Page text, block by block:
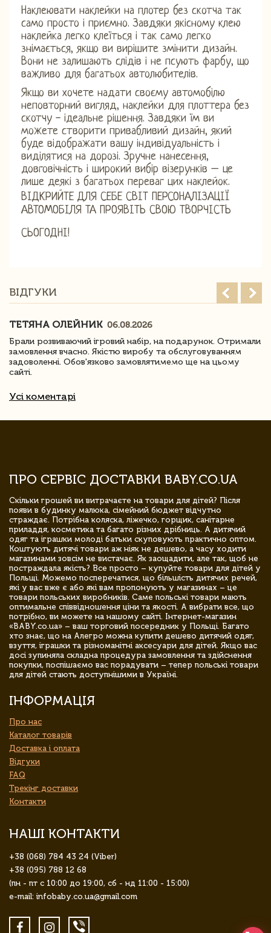
Наклеювати наклейки на плотер без скотча так
само просто і приємно. Завдяки якісному клею
наклейка легко клеїться і так само легко
знімається, якщо ви вирішите змінити дизайн.
Вони не залишають слідів і не псують фарбу, що
важливо для багатьох автолюбителів.
Якщо ви хочете надати своєму автомобілю
неповторний вигляд, наклейки для плоттера без
скотчу - ідеальне рішення. Завдяки їм ви
можете створити привабливий дизайн, який
буде відображати вашу індивідуальність і
виділятися на дорозі. Зручне нанесення,
довговічність і широкий вибір візерунків – це
лише деякі з багатьох переваг цих наклейок.
ВІДКРИЙТЕ ДЛЯ СЕБЕ СВІТ ПЕРСОНАЛІЗАЦІЇ
АВТОМОБІЛЯ ТА ПРОЯВІТЬ СВОЮ ТВОРЧІСТЬ
СЬОГОДНІ!
ВІДГУКИ
ТЕТЯНА ОЛЕЙНИК 06.08.2026
Брали розвиваючий ігровий набір, на подарунок. Отримали
замовлення вчасно. Якістю виробу та обслуговуванням
задоволенні. Обов'язково замовлятимемо ще на цьому
сайті.
Усі коментарі
ПРО СЕРВІС ДОСТАВКИ BABY.CO.UA
Скільки грошей ви витрачаєте на товари для дітей? Після
появи в будинку малюка, сімейний бюджет відчутно
страждає. Потрібна коляска, ліжечко, горщик, санітарне
приладдя, косметика та багато різних дрібниць. А дитячий
одяг та іграшки молоді батьки скуповують практично оптом.
Коштують дитячі товари аж ніяк не дешево, а часу ходити
магазинами зовсім не вистачає. Як заощадити, але так, щоб не
постраждала якість? Все просто – купуйте товари для дітей у
Польщі. Можемо посперечатися, що більшість дитячих речей,
які у вас вже є або які вам пропонують у магазинах – це
товари польських виробників. Саме польські товари мають
оптимальне співвідношення ціни та якості. А вибрати все, що
потрібно, ви можете на нашому сайті. Інтернет-магазин
«BABY.co.ua» – ваш торговий посередник у Польщі. Багато
хто знає, що на Алегро можна купити дешево дитячий одяг,
взуття, іграшки та різноманітні аксесуари для дітей. Якщо вас
досі зупиняла складна процедура замовлення та здійснення
покупки, поспішаємо вас порадувати – тепер польські товари
для дітей стають доступнішими в Україні.
ІНФОРМАЦІЯ
Про нас
Каталог товарів
Доставка і оплата
Відгуки
FAQ
Трекінг доставки
Контакти
НАШІ КОНТАКТИ
+38 (068) 784 43 24 (Viber)
+38 (095) 788 12 68
(пн - пт с 10:00 до 19:00, сб - нд 11:00 - 15:00)
e-mail: infobaby.co.ua@gmail.com